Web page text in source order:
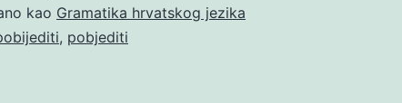
kao Gramatika hrvatskog jezika
, pobjediti